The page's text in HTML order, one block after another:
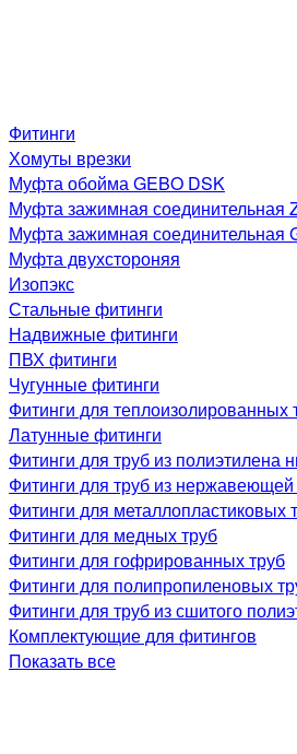
Фитинги
Хомуты врезки
Муфта обойма GEBO DSK
Муфта зажимная соединительная
Муфта зажимная соединительная
Муфта двухстороняя
Изопэкс
Стальные фитинги
Надвижные фитинги
ПВХ фитинги
Чугунные фитинги
Фитинги для теплоизолированных
Латунные фитинги
Фитинги для труб из полиэтилена
Фитинги для труб из нержавеющей
Фитинги для металлопластиковых
Фитинги для медных труб
Фитинги для гофрированных труб
Фитинги для полипропиленовых
Фитинги для труб из сшитого
Комплектующие для фитингов
Показать все